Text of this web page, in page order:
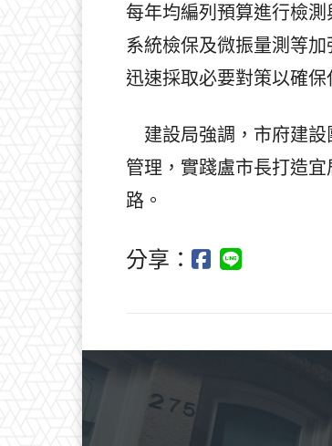
每年均編列預算進行檢
系統檢保及微振量測等
迅速採取必要對策以確
建設局強調，市府建設
管理，實踐盧市長打造
路。
分享：